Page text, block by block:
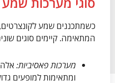
כשמתכננים שמע
המתאימה. קיימים סוגים
מערכות פאסיביות:
ומתאימות למופעים